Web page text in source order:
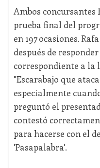
Ambos
prueba final del
en 197 ocasiones.
después de
correspondiente a la
"Escarabajo que
especialmente
preguntó el
contestó
para hacerse con el
'Pasapalabra'.